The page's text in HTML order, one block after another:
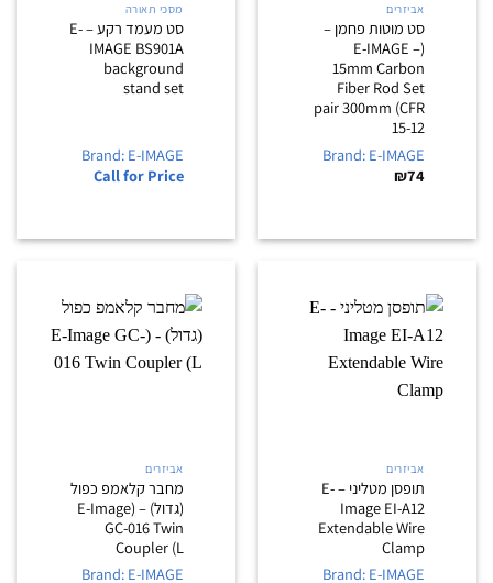
אביזרים
סט מוטות פחמן –
(E-IMAGE –
15mm Carbon
Fiber Rod Set
pair 300mm (CFR
15-12
Brand: E-IMAGE
₪74
מסכי תאורה
סט מעמד רקע – E-
IMAGE BS901A
background
stand set
Brand: E-IMAGE
Call for Price
אביזרים
תופסן מטליני – E-
Image EI-A12
Extendable Wire
Clamp
Brand: E-IMAGE
אביזרים
מחבר קלאמפ כפול
(גדול) – (E-Image
GC-016 Twin
Coupler (L
Brand: E-IMAGE